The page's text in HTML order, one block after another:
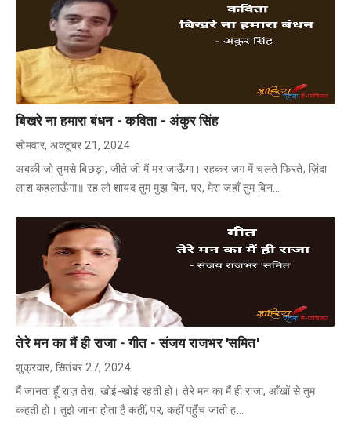
बिखरे ना हमारा बंधन - कविता - अंकुर सिंह
सोमवार, अक्टूबर 21, 2024
अबकी जो तुमसे बिछड़ा, जीते जी मैं मर जाऊँगा। रहकर जग में चलते फिरते, ज़िंदा
लाश कहलाऊँगा॥ रह लो शायद तुम मुझ बिन, पर, मेरा जहाँ तुम बिन…
तेरे मन का मैं ही राजा - गीत - संजय राजभर 'समित'
शुक्रवार, सितंबर 27, 2024
मैं जानता हूॅं राज़ तेरा, खोई-खोई रहती हो। तेरे मन का मैं ही राजा, आँखों से तुम
कहती हो। तुझे जाना होता है कहीं, पर, कहीं पहुॅंच जाती ह…